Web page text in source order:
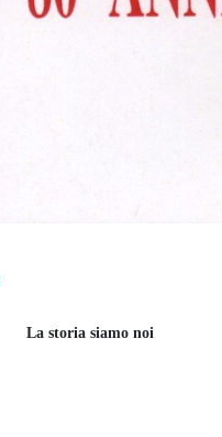
La storia siamo noi